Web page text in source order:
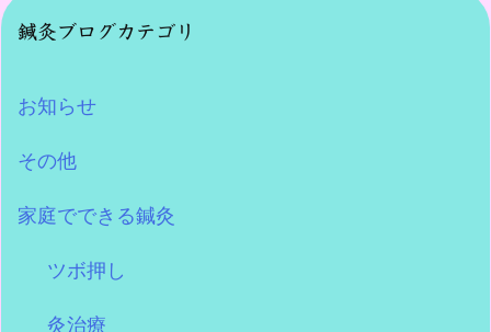
鍼灸ブログカテゴリ
お知らせ
その他
家庭でできる鍼灸
ツボ押し
灸治療